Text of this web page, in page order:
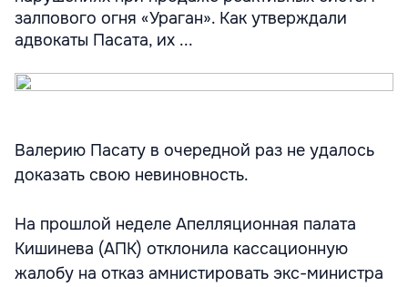
залпового огня «Ураган». Как утверждали
адвокаты Пасата, их ...
Валерию Пасату в очередной раз не удалось
доказать свою невиновность.
На прошлой неделе Апелляционная палата
Кишинева (АПК) отклонила кассационную
жалобу на отказ амнистировать экс-министра